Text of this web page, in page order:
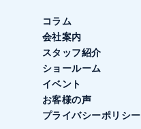
コラム
会社案内
スタッフ紹介
ショールーム
イベント
お客様の声
プライバシーポリシー